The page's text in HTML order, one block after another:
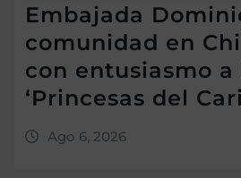
Embajada
comunidad en
con entusiasmo a
‘Princesas del
Ago 6, 2026